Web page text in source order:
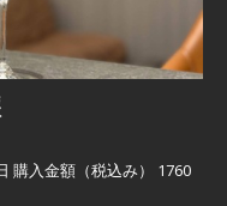
購入金額（税込み） 1760